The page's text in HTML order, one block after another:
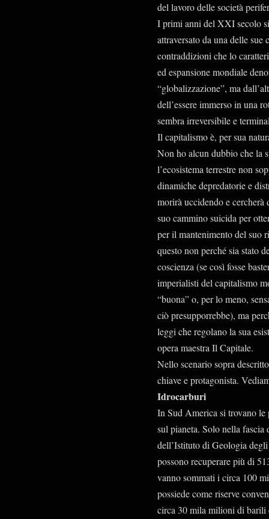
del lavoro delle società
I primi anni del XXI secolo
attraversato da una delle
contraddizioni che lo
ed espansione mondiale
“globalizzazione”, ma
dell’essere immerso in una
sembra irreversibile e
Il capitalismo è, per sua
Non ho alcun dubbio che la
l’ecosistema terrestre non
dinamiche depredatorie e
morirà uccidendo e
suo cammino suicida per
per il mantenimento del suo
questo non perché sia stato
coscienza (se così fosse
imperialisti del capitalismo
“buona” o, per lo meno,
ciò presupporrebbe), ma
leggi che regolano la sua
opera maestra Il Capitale.
Nello scenario sopra
chiave e protagonista.
Idrocarburi
In Sud America si trovano
sul pianeta. Solo nella
dell’Istituto di Geologia
possono recuperare più di
vanno sommati i circa 100
possiede come riserve
circa 30 mila milioni di barili